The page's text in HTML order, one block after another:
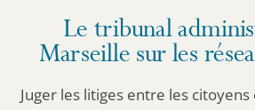
informations
détaillées.
Le tribunal
Marseille sur les
Juger les litiges entre les